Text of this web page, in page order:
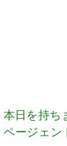
本日を持ち
ページェン